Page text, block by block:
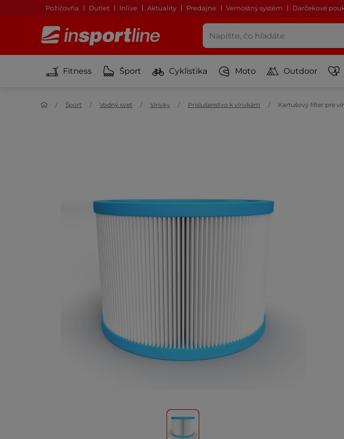
Požičovňa Outlet Inlive Aktuality Predajne Vernostný systém Darčekové
Fitness Šport Cyklistika Moto Outdoor
Šport Vodný svet Vírivky Príslušenstvo k vírivkám Kartušový filter pre